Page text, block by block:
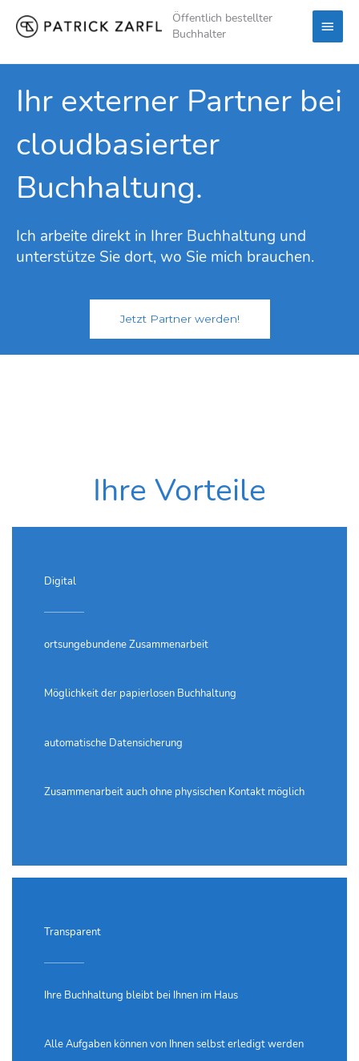
Inhalt
springen
Öffentlich bestellter
Buchhalter
Ihr externer Partner bei
cloudbasierter
Buchhaltung.
Ich arbeite direkt in Ihrer Buchhaltung und
unterstütze Sie dort, wo Sie mich brauchen.
Jetzt Partner werden!
Ihre Vorteile
Digital
ortsungebundene Zusammenarbeit
Möglichkeit der papierlosen Buchhaltung
automatische Datensicherung
Zusammenarbeit auch ohne physischen Kontakt möglich
Transparent
Ihre Buchhaltung bleibt bei Ihnen im Haus
Alle Aufgaben können von Ihnen selbst erledigt werden